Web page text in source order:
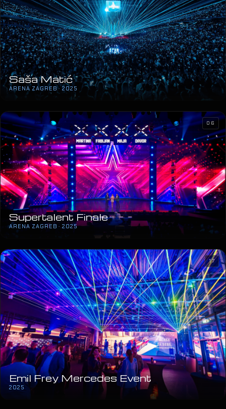
Saša Matić
ARENA ZAGREB · 2025
Supertalent Finale
ARENA ZAGREB · 2025
06
Emil Frey Mercedes Event
2025
17